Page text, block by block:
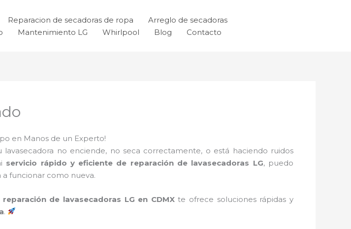
Reparacion de secadoras de ropa
Arreglo de secadoras
Mantenimiento LG Whirlpool Blog Contacto
en Manos de un Experto!
lavasecadora no enciende, no seca correctamente, o está haciendo ruidos
servicio rápido y eficiente de reparación de lavasecadoras LG, puedo
funcionar como nueva.
de lavasecadoras LG en CDMXte ofrece soluciones rápidas y
.